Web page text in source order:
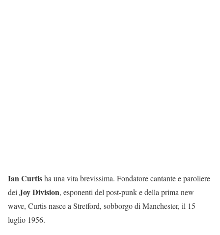
Ian Curtisha una vita brevissima. Fondatore cantante e paroliere
deiJoy Division, esponenti del post-punk e della prima new
wave, Curtis nasce a Stretford, sobborgo di Manchester, il 15
luglio 1956.